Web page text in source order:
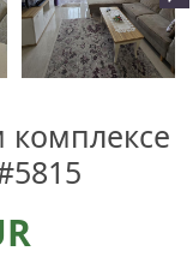
комплексе